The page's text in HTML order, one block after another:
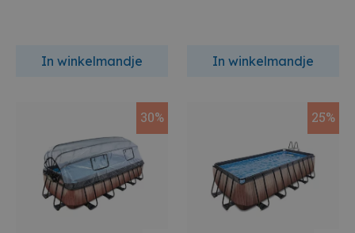
In winkelmandje In winkelmandje
30% 25%